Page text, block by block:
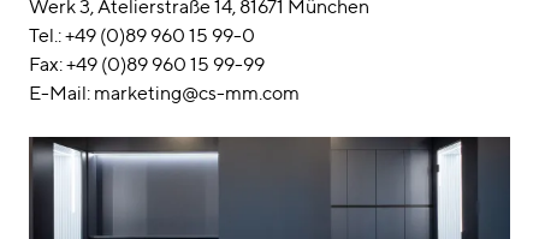
Werk 3, Atelierstraße 14, 81671 München
Tel.: +49 (0)89 960 15 99-0
Fax: +49 (0)89 960 15 99-99
E-Mail: marketing@cs-mm.com